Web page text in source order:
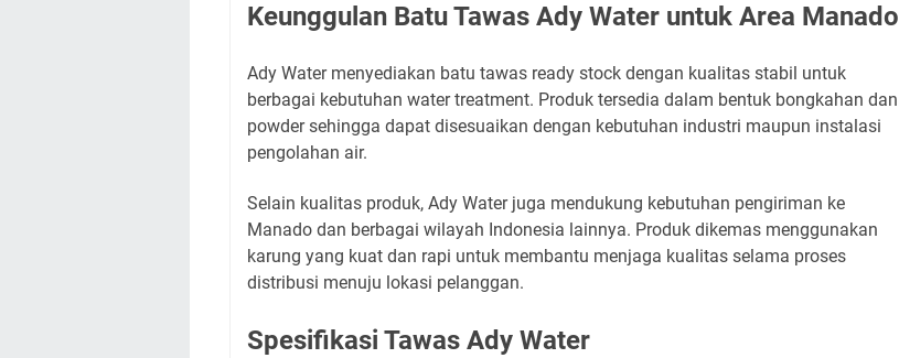
Keunggulan Batu Tawas Ady Water untuk Area Manado
Ady Water menyediakan batu tawas ready stock dengan kualitas stabil untuk
berbagai kebutuhan water treatment. Produk tersedia dalam bentuk bongkahan dan
powder sehingga dapat disesuaikan dengan kebutuhan industri maupun instalasi
pengolahan air.
Selain kualitas produk, Ady Water juga mendukung kebutuhan pengiriman ke
Manado dan berbagai wilayah Indonesia lainnya. Produk dikemas menggunakan
karung yang kuat dan rapi untuk membantu menjaga kualitas selama proses
distribusi menuju lokasi pelanggan.
Spesifikasi Tawas Ady Water